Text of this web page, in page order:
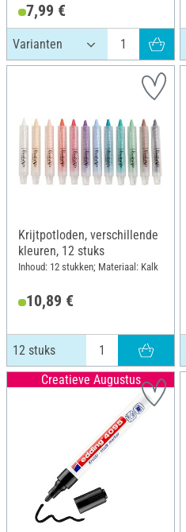
7,99 €
Krijtpotloden, verschillende
kleuren, 12 stuks
Inhoud: 12 stukken; Materiaal: Kalk
10,89 €
12 stuks
Creatieve Augustus